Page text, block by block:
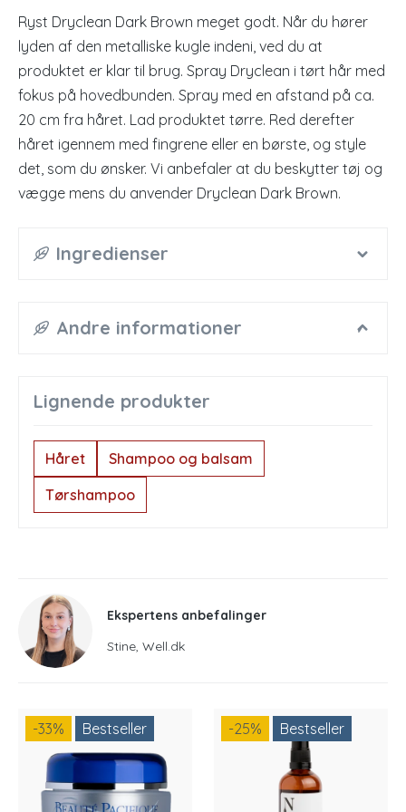
Ryst Dryclean Dark Brown meget godt. Når du hører
lyden af ​​den metalliske kugle indeni, ved du at
produktet er klar til brug. Spray Dryclean i tørt hår med
fokus på hovedbunden. Spray med en afstand på ca.
20 cm fra håret. Lad produktet tørre. Red derefter
håret igennem med fingrene eller en børste, og style
det, som du ønsker. Vi anbefaler at du beskytter tøj og
vægge mens du anvender Dryclean Dark Brown.
Ingredienser
Andre informationer
Lignende produkter
Håret
Shampoo og balsam
Tørshampoo
Ekspertens anbefalinger
Stine, Well.dk
-33% Bestseller -25% Bestseller